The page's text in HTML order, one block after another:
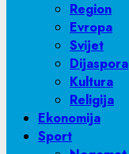
Region
Evropa
Svijet
Dijaspora
Kultura
Religija
Ekonomija
Sport